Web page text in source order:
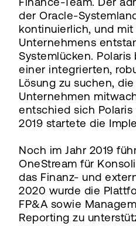
der Oracle-
kontinuierlich, und
Unternehmens
Systemlücken.
einer integrierten,
Lösung zu suchen,
Unternehmen
entschied sich Polaris
2019 startete die
Noch im Jahr 2019
OneStream für
das Finanz- und
2020 wurde die
FP&A sowie
Reporting zu